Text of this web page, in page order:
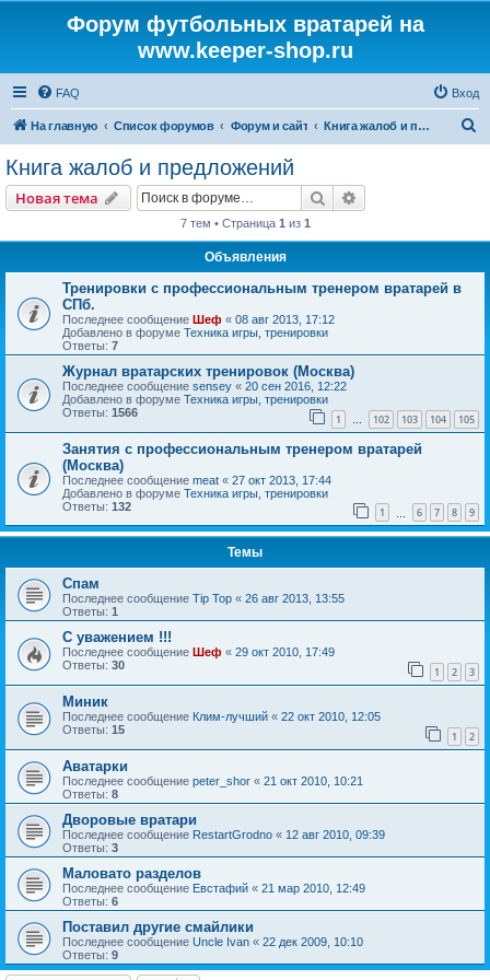
Форум футбольных вратарей на
www.keeper-shop.ru
FAQ Вход
На главную Список форумов Форум и сайт Книга жалоб и предложений
Книга жалоб и предложений
Новая тема Поиск
7 тем • Страница 1 из 1
Объявления
Тренировки с профессиональным тренером вратарей в
СПб.
Последнее сообщение Шеф « 08 авг 2013, 17:12
Добавлено в форуме Техника игры, тренировки
Ответы: 7
Журнал вратарских тренировок (Москва)
Последнее сообщение sensey « 20 сен 2016, 12:22
Добавлено в форуме Техника игры, тренировки
Ответы: 1566 1 … 102 103 104 105
Занятия с профессиональным тренером вратарей
(Москва)
Последнее сообщение meat « 27 окт 2013, 17:44
Добавлено в форуме Техника игры, тренировки
Ответы: 132 1 6 7 8 9
Темы
Спам
Последнее сообщение Tip Top « 26 авг 2013, 13:55
Ответы: 1
С уважением !!!
Последнее сообщение Шеф « 29 окт 2010, 17:49
Ответы: 30 1 2 3
Миник
Последнее сообщение Клим-лучший « 22 окт 2010, 12:05
Ответы: 15 1 2
Аватарки
Последнее сообщение peter_shor « 21 окт 2010, 10:21
Ответы: 8
Дворовые вратари
Последнее сообщение RestartGrodno « 12 авг 2010, 09:39
Ответы: 3
Маловато разделов
Последнее сообщение Евстафий « 21 мар 2010, 12:49
Ответы: 6
Поставил другие смайлики
Последнее сообщение Uncle Ivan « 22 дек 2009, 10:10
Ответы: 9